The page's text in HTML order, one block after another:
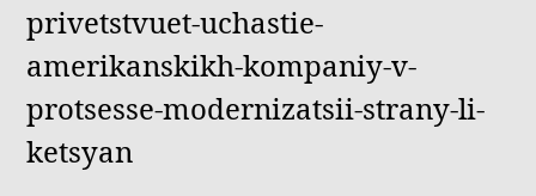
privetstvuet-uchastie-
amerikanskikh-kompaniy-v-
protsesse-modernizatsii-strany-li-
ketsyan